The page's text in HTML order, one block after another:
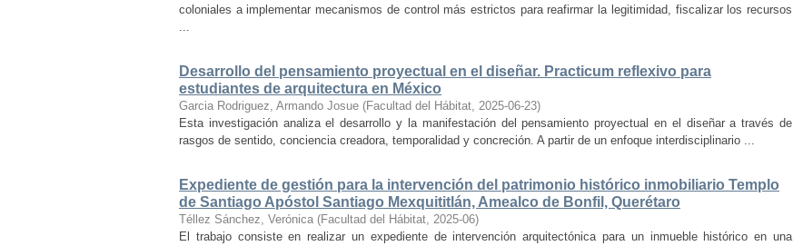
coloniales a implementar mecanismos de control más estrictos para reafirmar la legitimidad, fiscalizar los recursos
...
Desarrollo del pensamiento proyectual en el diseñar. Practicum reflexivo para
estudiantes de arquitectura en México
Garcia Rodriguez, Armando Josue (Facultad del Hábitat, 2025-06-23)
Esta investigación analiza el desarrollo y la manifestación del pensamiento proyectual en el diseñar a través de
rasgos de sentido, conciencia creadora, temporalidad y concreción. A partir de un enfoque interdisciplinario ...
Expediente de gestión para la intervención del patrimonio histórico inmobiliario Templo
de Santiago Apóstol Santiago Mexquititlán, Amealco de Bonfil, Querétaro
Téllez Sánchez, Verónica (Facultad del Hábitat, 2025-06)
El trabajo consiste en realizar un expediente de intervención arquitectónica para un inmueble histórico en una